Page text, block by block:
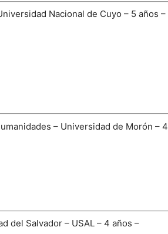
Nacional de Cuyo – 5 años –
– Universidad de Morón – 4
del Salvador – USAL – 4 años –